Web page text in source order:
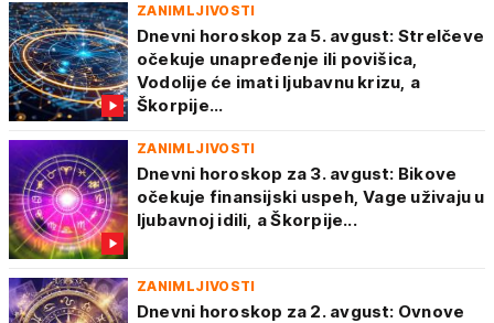
ZANIMLJIVOSTI
Dnevni horoskop za 5. avgust: Strelčeve
očekuje unapređenje ili povišica,
Vodolije će imati ljubavnu krizu, a
Škorpije...
ZANIMLJIVOSTI
Dnevni horoskop za 3. avgust: Bikove
očekuje finansijski uspeh, Vage uživaju u
ljubavnoj idili, a Škorpije...
ZANIMLJIVOSTI
Dnevni horoskop za 2. avgust: Ovnove